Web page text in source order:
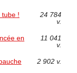
tube !
24 784
v.
en
11 041
v.
2 902 v.